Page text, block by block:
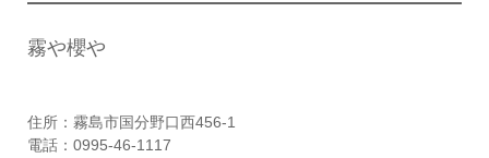
霧や櫻や
住所：霧島市国分野口西456-1
電話：0995-46-1117